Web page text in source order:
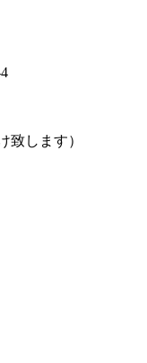
致します）